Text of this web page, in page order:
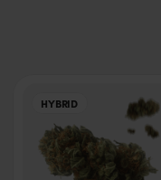
Werte für THC,
HYBRID